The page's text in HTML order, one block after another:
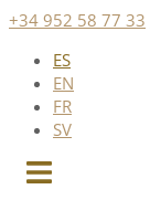
Saltar
contenido
+34 952 58 77 33
ES
EN
FR
SV